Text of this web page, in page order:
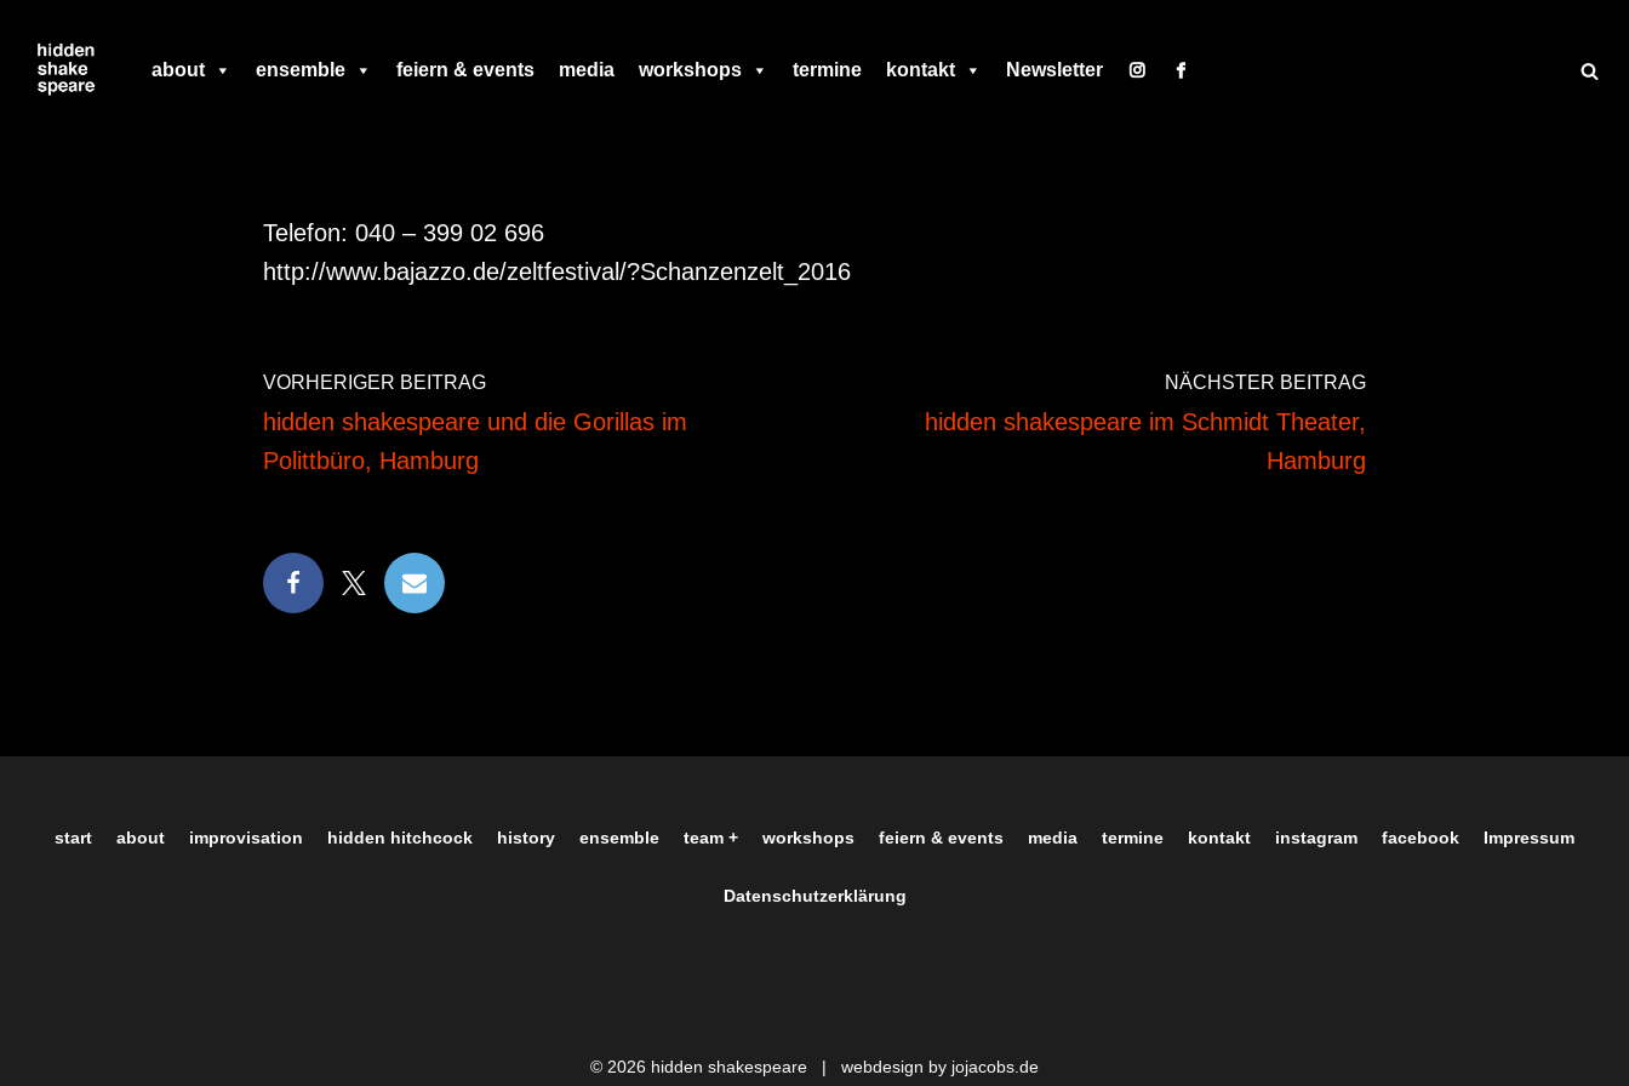
Zum
about ensemble feiern & events media workshops termine kontakt Newsletter
Telefon: 040 – 399 02 696
http://www.bajazzo.de/zeltfestival/?Schanzenzelt_2016
VORHERIGER BEITRAG
hidden shakespeare und die Gorillas im
Polittbüro, Hamburg
NÄCHSTER BEITRAG
hidden shakespeare im Schmidt Theater,
Hamburg
start about improvisation hidden hitchcock history ensemble team + workshops feiern & events media termine kontakt instagram facebook Impressum
Datenschutzerklärung
© 2026 hidden shakespeare | webdesign by jojacobs.de